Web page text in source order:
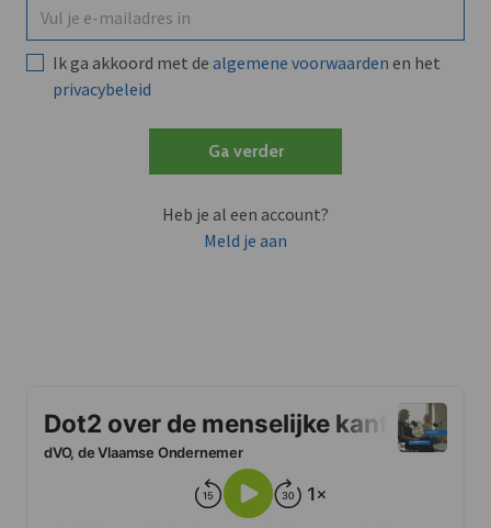
Ik ga akkoord met de algemene voorwaarden en het
privacybeleid
Ga verder
Heb je al een account?
Meld je aan